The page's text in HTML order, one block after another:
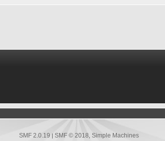
SMF 2.0.19 | SMF © 2018 Simple Machines